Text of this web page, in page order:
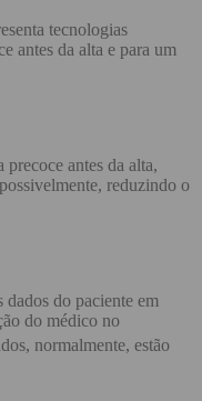
tecnologias
antes da alta e para um
antes da alta,
reduzindo o
do paciente em
do médico no
normalmente, estão